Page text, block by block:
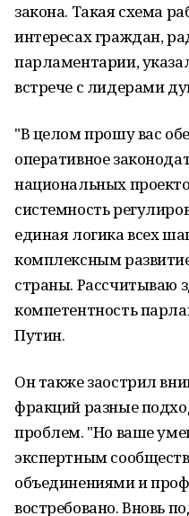
закона. Такая схема
интересах граждан,
парламентарии,
встрече с лидерами
"В целом прошу вас
оперативное
национальных
системность
единая логика всех
комплексным
страны. Рассчитываю
компетентность
Путин.
Он также заострил
фракций разные
проблем. "Но ваше
экспертным
объединениями и
востребовано. Вновь